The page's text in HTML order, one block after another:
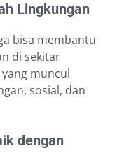
Lingkungan
bisa membantu
di sekitar
muncul
sosial, dan
dengan